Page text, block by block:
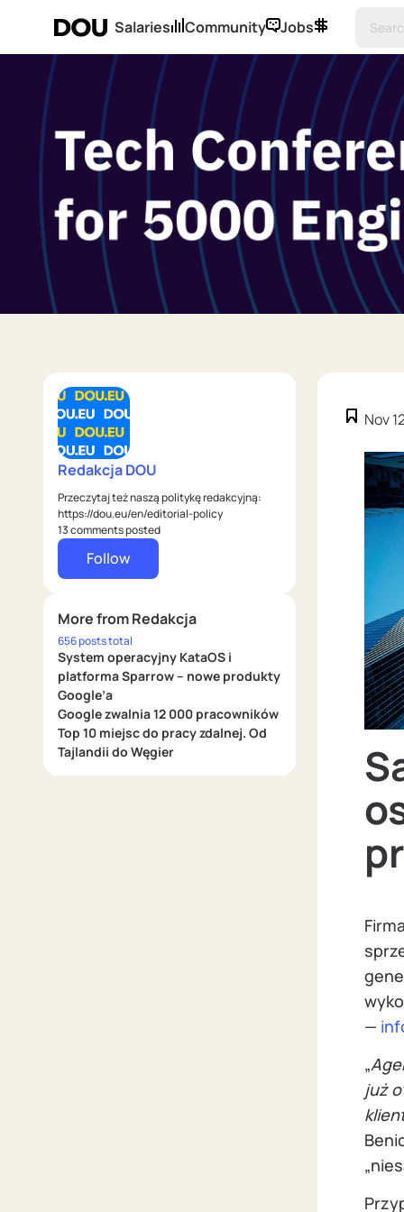
Salaries Community Jobs
Redakcja DOU
Przeczytaj też naszą politykę redakcyjną:
https://dou.eu/en/editorial-policy
13 comments posted
Follow
More from Redakcja
656 posts total
System operacyjny KataOS i
platforma Sparrow – nowe produkty
Google’a
Google zwalnia 12 000 pracowników
Top 10 miejsc do pracy zdalnej. Od
Tajlandii do Węgier
Nov
—
„
już